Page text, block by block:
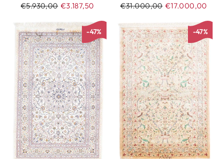
Normaler
€5.930,00 Sonderpreis
€3.187,50
Normaler
€31.000,00 Sonderpreis
€17.000,00
-47% -47%